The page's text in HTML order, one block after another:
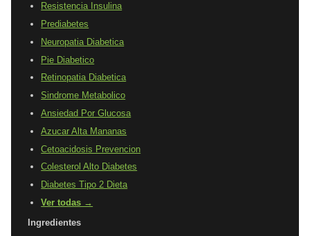
Resistencia Insulina
Prediabetes
Neuropatia Diabetica
Pie Diabetico
Retinopatia Diabetica
Sindrome Metabolico
Ansiedad Por Glucosa
Azucar Alta Mananas
Cetoacidosis Prevencion
Colesterol Alto Diabetes
Diabetes Tipo 2 Dieta
Ver todas →
Ingredientes